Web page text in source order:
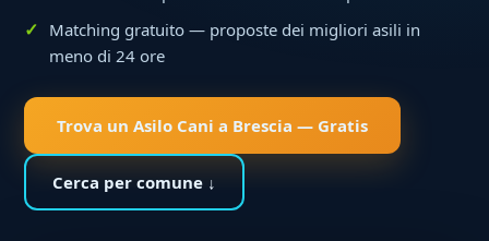
Matching gratuito — proposte dei migliori asili in
meno di 24 ore
Trova un Asilo Cani a Brescia — Gratis
Cerca per comune ↓